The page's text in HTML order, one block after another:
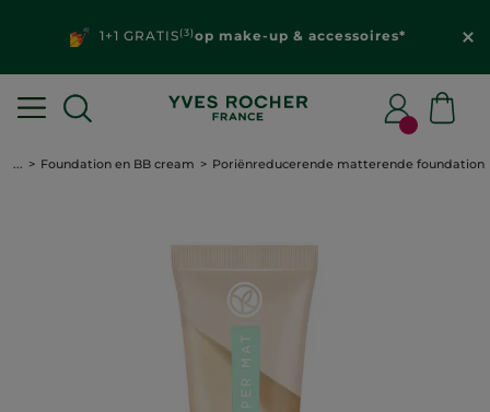
1+1 GRATIS(3)op make-up & accessoires*
... Foundation en BB cream Poriënreducerende matterende foundation